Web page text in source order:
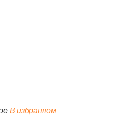
90-25
В избранном